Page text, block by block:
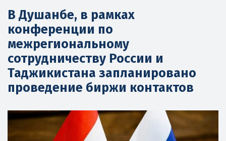
В Душанбе, в рамках
конференции по
межрегиональному
сотрудничеству России и
Таджикистана запланировано
проведение биржи контактов